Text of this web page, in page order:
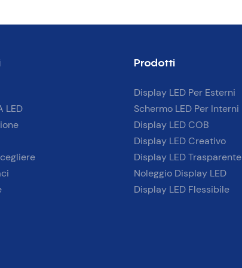
LED
Prodotti
Display LED Per Esterni
Schermo LED Per Interni
Display LED COB
Display LED Creativo
Display LED Trasparente
Noleggio Display LED
Display LED Flessibile